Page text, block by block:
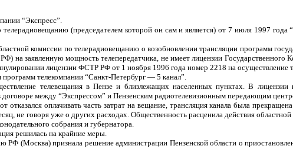
“Экспресс”.
(председателем которой он сам и является) от 7 июля 1997
комиссии по телерадиовещанию о возобновлении трансляции программ
заявленную мощность телепередатчика, не имеет лицензии Государственного
лицензии ФСТР РФ от 1 ноября 1996 года номер 2218 на
телекомпании “Санкт-Петербург — 5 канал”.
телевещания в Пензе и близлежащих населенных пунктах. В
между “Экспрессом” и Пензенским радиотелевизионным передающим
оплачивать часть затрат на вещание, трансляция канала была
не говоря уже о других расходах. Общественность расценила действия
собрания и губернатора.
решилась на крайние меры.
(Москва) признала решение администрации Пензенской области о